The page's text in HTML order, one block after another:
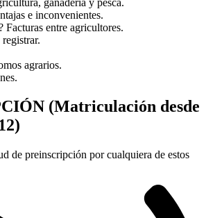
e inconvenientes.
Facturas entre agricultores.
agrarios.
(Matriculación desde
de preinscripción por cualquiera de estos